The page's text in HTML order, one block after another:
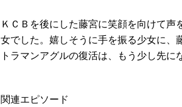
ＫＣＢを後にした藤宮に笑顔を向けて
女でした。嬉しそうに手を振る少女に
トラマンアグルの復活は、もう少し先に
関連エピソード